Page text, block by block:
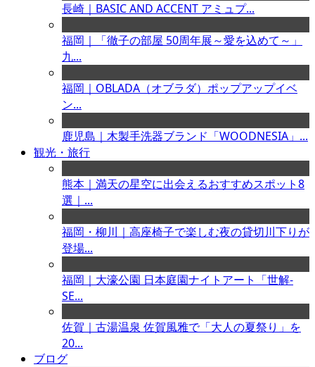
長崎｜BASIC AND ACCENT アミュプ...
福岡｜「徹子の部屋 50周年展～愛を込めて～」
九...
福岡｜OBLADA（オブラダ）ポップアップイベ
ン...
鹿児島｜木製手洗器ブランド「WOODNESIA」...
観光・旅行
熊本｜満天の星空に出会えるおすすめスポット8
選｜...
福岡・柳川｜高座椅子で楽しむ夜の貸切川下りが
登場...
福岡｜大濠公園 日本庭園ナイトアート「世解-
SE...
佐賀｜古湯温泉 佐賀風雅で「大人の夏祭り」を
20...
ブログ